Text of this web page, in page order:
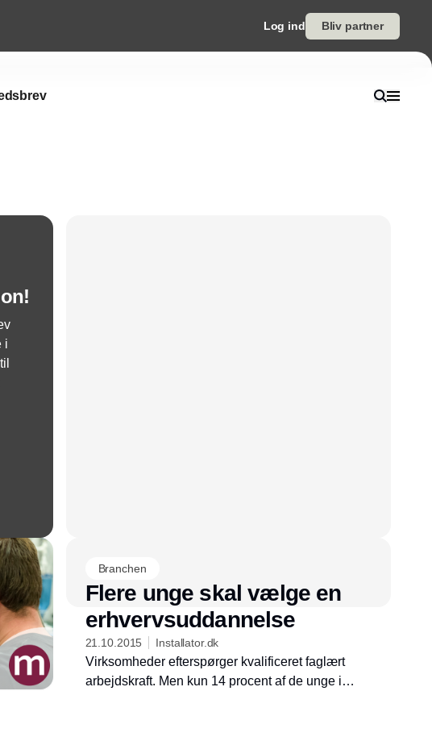
Log ind Bliv partner
i
Branchen
Flere unge skal vælge en
erhvervsuddannelse
21.10.2015 Installator.dk
Virksomheder efterspørger kvalificeret faglært
arbejdskraft. Men kun 14 procent af de unge i